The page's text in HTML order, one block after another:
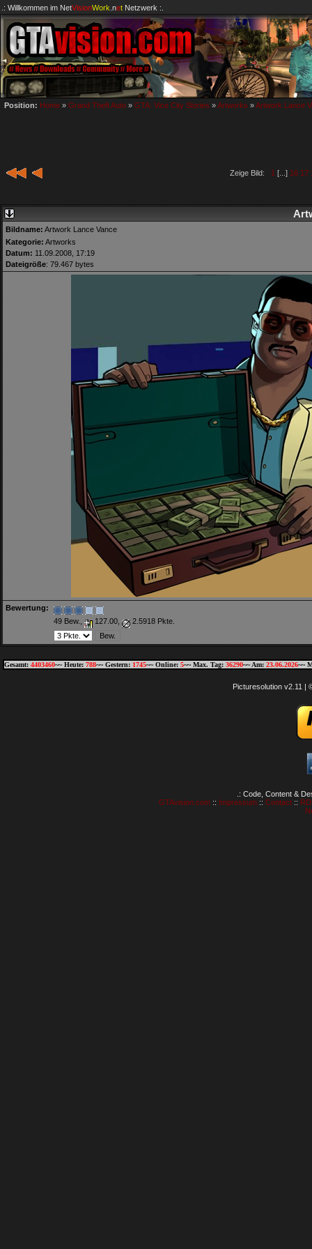
.: Willkommen im NetVisionWork .netNetzwerk :.
Position: Home » Grand Theft Auto » GTA: Vice City Stories »Artworks »Artwork Lance
Zeige Bild: 1 [...] 16 17
Bildname: Artwork Lance Vance
Kategorie: Artworks
Datum: 11.09.2008, 17:19
Dateigröße: 79.467 bytes
Bewertung:
49 Bew.,
127.00, 2.5918 Pkte.
Gesamt: 4403460~~ Heute: 788~~ Gestern: 1745~~ Online: 5~~ Max. Tag: 36290~~ Am: 23.06.2026~~
Picturesolution v2.11 |
.: Code, Content &
GTAvision.com:: Impressum:: Contact::